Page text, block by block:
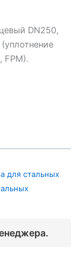
DN250,
FPM).
для стальных